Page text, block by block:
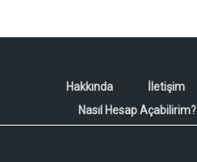
Hakkında İletişim
Nasıl Hesap Açabilirim?